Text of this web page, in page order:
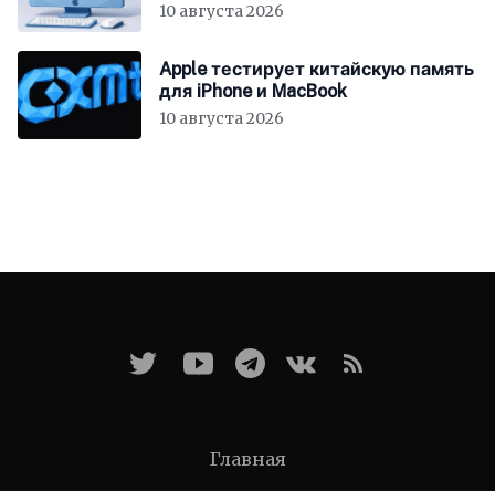
10 августа 2026
Apple тестирует китайскую память
для iPhone и MacBook
10 августа 2026
Главная